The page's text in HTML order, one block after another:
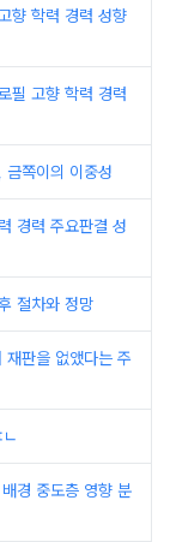
향 학력 경력 성향
필 고향 학력 경력
금쪽이의 이중성
경력 주요판결 성
절차와 정망
재판을 없앴다는 주
경 중도층 영향 분